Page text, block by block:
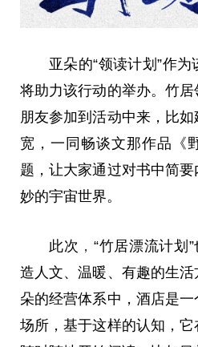
亚朵的“领读计划”作
将助力该行动的举办。竹
朋友参加到活动中来，比
宽，一同畅谈文那作品《
题，让大家通过对书中简
妙的宇宙世界。
此次 ，“竹居漂流计划
造人文、温暖、有趣的生
朵的经营体系中，酒店是
场所，基于这样的认知，